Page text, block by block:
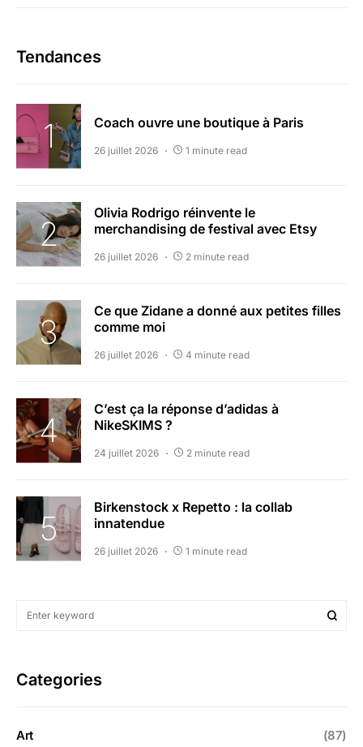
Tendances
Coach ouvre une boutique à Paris
26 juillet 2026 1 minute read
Olivia Rodrigo réinvente le
merchandising de festival avec Etsy
26 juillet 2026 2 minute read
Ce que Zidane a donné aux petites filles
comme moi
26 juillet 2026 4 minute read
C’est ça la réponse d’adidas à
NikeSKIMS ?
24 juillet 2026 2 minute read
Birkenstock x Repetto : la collab
innatendue
26 juillet 2026 1 minute read
Categories
Art (87)